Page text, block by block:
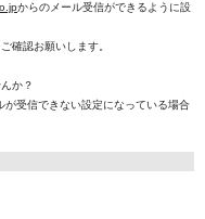
からのメール受信ができるように設
確認お願いします。
か？
が受信できない設定になっている場合